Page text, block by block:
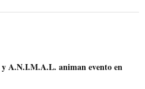
A.N.I.M.A.L. animan evento en